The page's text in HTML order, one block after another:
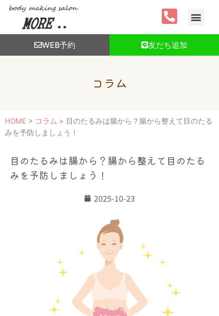
WEB予約 友だち追加
コラム
HOME > コラム > 目のたるみは腸から？腸から整えて目のたる
みを予防しましょう！
目のたるみは腸から？腸から整えて目のたる
みを予防しましょう！
2025-10-23